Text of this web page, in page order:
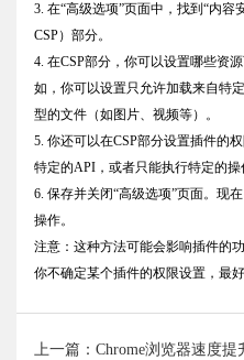
3. 在“高级选项”页面中，找到“内容
CSP）部分。
4. 在CSP部分，你可以设置哪些资
如，你可以设置只允许加载来自特
型的文件（如图片、视频等）。
5. 你还可以在CSP部分设置插件的
特定的API，或者只能执行特定的操
6. 保存并关闭“高级选项”页面。现
操作。
注意：这种方法可能会影响插件的
你不确定某个插件的权限设置，最
上一篇：Chrome浏览器速度提